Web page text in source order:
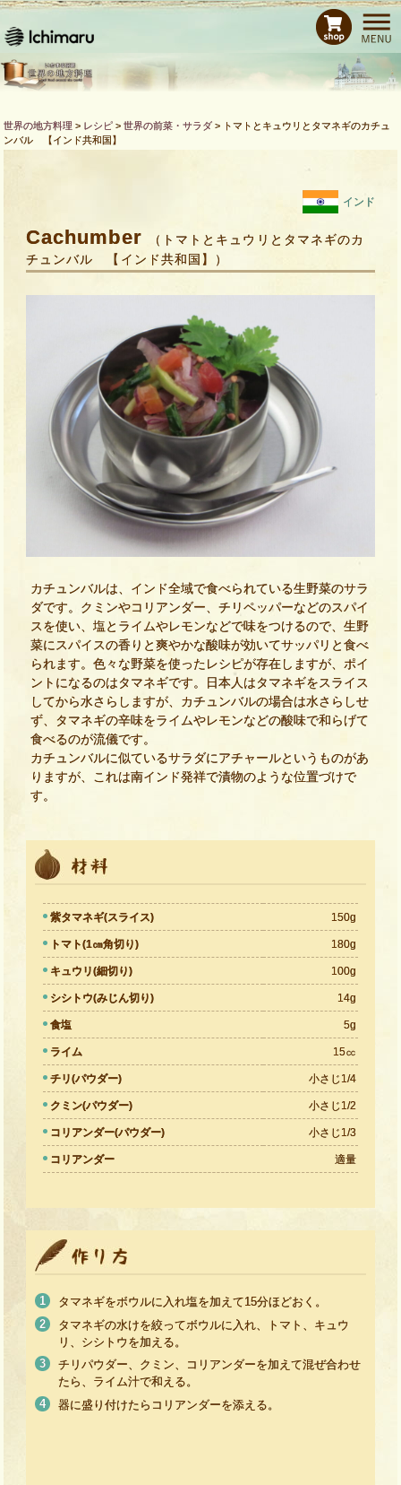
ホーム レシピ
商品紹介 Bras de CHEFとは
世界の地方料理 > レシピ >世界の前菜・サラダ > トマトとキュウリとタマネギのカチュ
ンバル 【インド共和国】
インド
Cachumber
（トマトとキュウリとタマネギのカ
チュンバル 【インド共和国】）
カチュンバルは、インド全域で食べられている生野菜のサラ
ダです。クミンやコリアンダー、チリペッパーなどのスパイ
スを使い、塩とライムやレモンなどで味をつけるので、生野
菜にスパイスの香りと爽やかな酸味が効いてサッパリと食べ
られます。色々な野菜を使ったレシピが存在しますが、ポイ
ントになるのはタマネギです。日本人はタマネギをスライス
してから水さらしますが、カチュンバルの場合は水さらしせ
ず、タマネギの辛味をライムやレモンなどの酸味で和らげて
食べるのが流儀です。
カチュンバルに似ているサラダにアチャールというものがあ
りますが、これは南インド発祥で漬物のような位置づけで
す。
紫タマネギ(スライス) 150g
トマト(1㎝角切り) 180g
キュウリ(細切り) 100g
シシトウ(みじん切り) 14g
食塩 5g
ライム 15㏄
チリ(パウダー) 小さじ1/4
クミン(パウダー) 小さじ1/2
コリアンダー(パウダー) 小さじ1/3
コリアンダー 適量
タマネギをボウルに入れ塩を加えて15分ほどおく。
タマネギの水けを絞ってボウルに入れ、トマト、キュウ
リ、シシトウを加える。
チリパウダー、クミン、コリアンダーを加えて混ぜ合わせ
たら、ライム汁で和える。
器に盛り付けたらコリアンダーを添える。